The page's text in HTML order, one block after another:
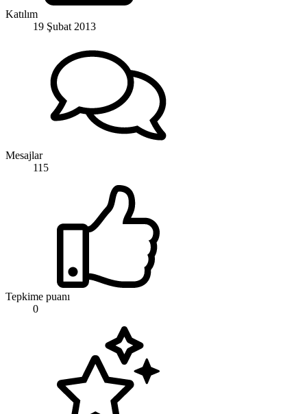
Katılım
19 Şubat 2013
Mesajlar
115
Tepkime puanı
0